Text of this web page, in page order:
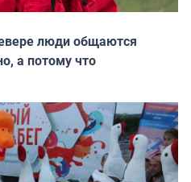
люди общаются
а потому что